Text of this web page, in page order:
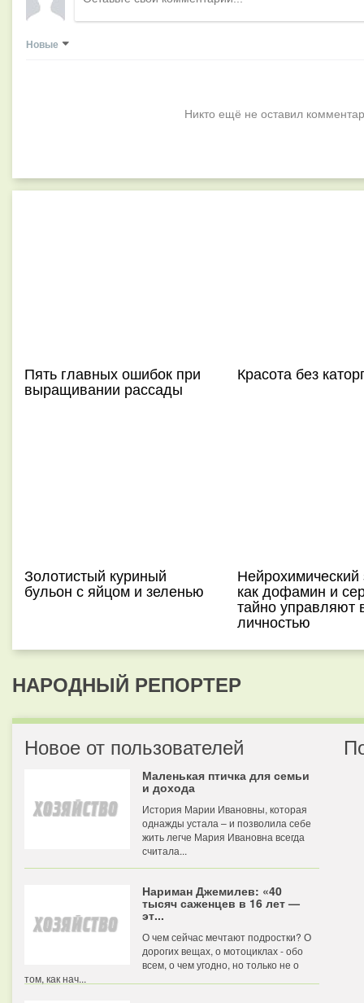
Новые
Никто ещё не оставил
Пять главных ошибок при
выращивании рассады
Красота без
Золотистый куриный
бульон с яйцом и зеленью
Нейрохимический
как дофамин и
тайно управляют
личностью
НАРОДНЫЙ РЕПОРТЕР
Новое от пользователей
Маленькая птичка для семьи
и дохода
История Марии Ивановны, которая
однажды устала – и позволила себе
жить легче Мария Ивановна всегда
считала...
Нариман Джемилев: «40
тысяч саженцев в 16 лет —
эт...
О чем сейчас мечтают подростки? О
дорогих вещах, о мотоциклах - обо
всем, о чем угодно, но только не о
том, как нач...